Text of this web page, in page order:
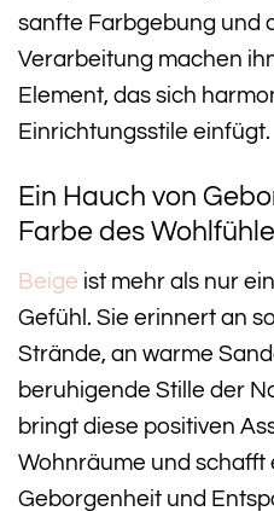
sanfte Farbgebung und
Verarbeitung machen
Element, das sich
Einrichtungsstile einfügt.
Ein Hauch von
Farbe des
Beige ist mehr als nur
Gefühl. Sie erinnert an
Strände, an warme
beruhigende Stille der
bringt diese positiven
Wohnräume und schafft
Geborgenheit und